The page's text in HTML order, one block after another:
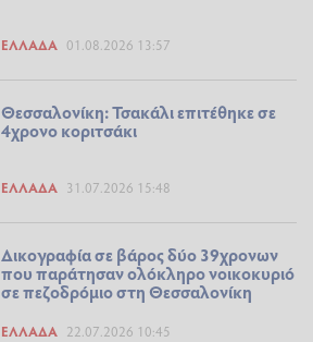
ΕΛΛΆΔΑ 01.08.2026 13:57
Θεσσαλονίκη: Τσακάλι επιτέθηκε σε
4χρονο κοριτσάκι
ΕΛΛΆΔΑ 31.07.2026 15:48
Δικογραφία σε βάρος δύο 39χρονων
που παράτησαν ολόκληρο νοικοκυριό
σε πεζοδρόμιο στη Θεσσαλονίκη
ΕΛΛΆΔΑ 22.07.2026 10:45